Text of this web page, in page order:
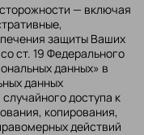
— включая
защиты Ваших
ст. 19 Федерального
данных» в
данных
доступа к
копирования,
действий